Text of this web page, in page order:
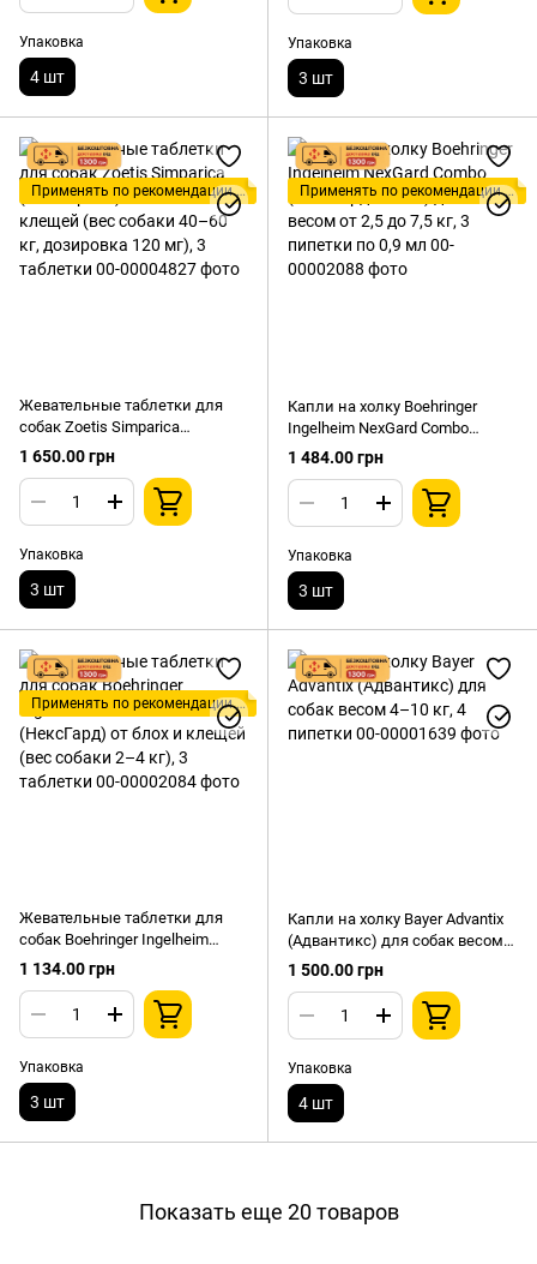
Упаковка
4 шт
Упаковка
3 шт
Применять по рекомендации ветеринара!
Жевательные таблетки для
собак Zoetis Simparica
(Симпарика) от блох и клещей
(вес собаки 40–60 кг,
дозировка 120 мг), 3 таблетки
1 650.00 грн
Упаковка
3 шт
Применять по рекомендации ветеринара!
Капли на холку Boehringer
Ingelheim NexGard Combo
(НексГард Комбо) для кошек
весом от 2,5 до 7,5 кг, 3
пипетки по 0,9 мл
1 484.00 грн
Упаковка
3 шт
Применять по рекомендации ветеринара!
Жевательные таблетки для
собак Boehringer Ingelheim
NexGard (НексГард) от блох и
клещей (вес собаки 2–4 кг), 3
таблетки
1 134.00 грн
Упаковка
3 шт
Капли на холку Bayer Advantix
(Адвантикс) для собак весом
4–10 кг, 4 пипетки
1 500.00 грн
Упаковка
4 шт
Показать еще 20 товаров